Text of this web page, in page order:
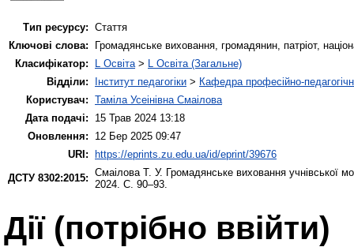
Тип ресурсу: Стаття
Ключові слова:
Громадянське виховання, громадянин, патріот,
Класифікатор:
L Освіта> L Освіта (Загальне)
Відділи:
Інститут педагогіки > Кафедра професійно-
Користувач: Таміла Усеінівна Смаілова
Дата подачі:
15 Трав 2024 13:18
Оновлення:
12 Бер 2025 09:47
URI:
https://eprints.zu.edu.ua/id/eprint/39676
ДСТУ 8302:2015: Смаілова Т. У. Громадянське виховання учнівської
2024. С. 90–93.
Дії ​​(потрібно ввійти)